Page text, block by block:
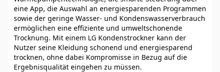
eine App, die Auswahl an energiesparenden Programmen
sowie der geringe Wasser- und Kondenswasserverbrauch
ermöglichen eine effiziente und umweltschonende
Trocknung. Mit einem LG Kondenstrockner kann der
Nutzer seine Kleidung schonend und energiesparend
trocknen, ohne dabei Kompromisse in Bezug auf die
Ergebnisqualität eingehen zu müssen.